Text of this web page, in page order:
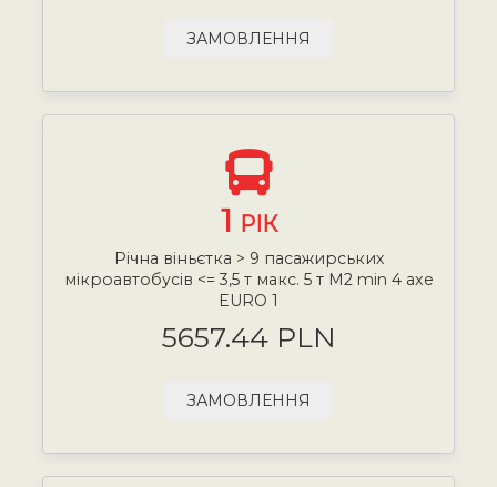
ЗАМОВЛЕННЯ
1 РІК
Річна віньєтка > 9 пасажирських
мікроавтобусів <= 3,5 т макс. 5 т М2 min 4 axe
EURO 1
5657.44 PLN
ЗАМОВЛЕННЯ